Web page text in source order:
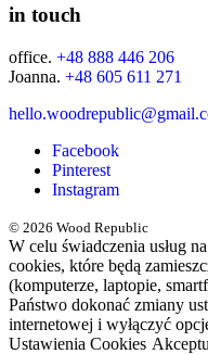
in touch
office. +48 888 446 206
Joanna. +48 605 611 271
Facebook
Pinterest
Instagram
© 2026 Wood Republic
W celu świadczenia usług
cookies, które będą
(komputerze, laptopie,
Państwo dokonać zmiany
internetowej i wyłączyć
Ustawienia Cookies